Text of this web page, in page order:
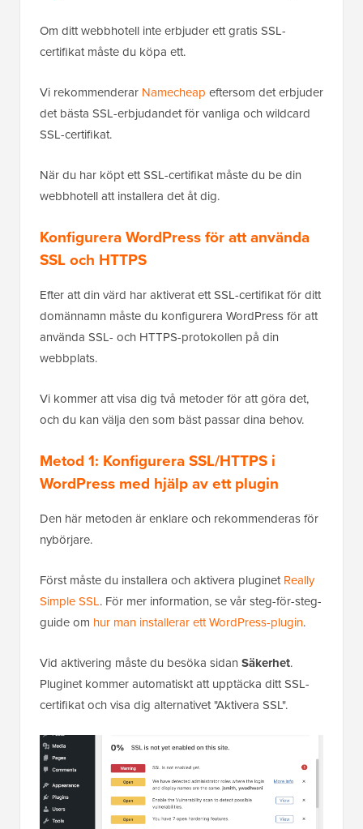
Om ditt webbhotell inte erbjuder ett gratis SSL-
certifikat måste du köpa ett.
Vi rekommenderar Namecheap eftersom det erbjuder
det bästa SSL-erbjudandet för vanliga och wildcard
SSL-certifikat.
När du har köpt ett SSL-certifikat måste du be din
webbhotell att installera det åt dig.
Konfigurera WordPress för att använda
SSL och HTTPS
Efter att din värd har aktiverat ett SSL-certifikat för ditt
domännamn måste du konfigurera WordPress för att
använda SSL- och HTTPS-protokollen på din
webbplats.
Vi kommer att visa dig två metoder för att göra det,
och du kan välja den som bäst passar dina behov.
Metod 1: Konfigurera SSL/HTTPS i
WordPress med hjälp av ett plugin
Den här metoden är enklare och rekommenderas för
nybörjare.
Först måste du installera och aktivera pluginetReally
Simple SSL. För mer information, se vår steg-för-steg-
guide om hur man installerar ett WordPress-plugin.
Vid aktivering måste du besöka sidan Säkerhet.
Pluginet kommer automatiskt att upptäcka ditt SSL-
certifikat och visa dig alternativet "Aktivera SSL".